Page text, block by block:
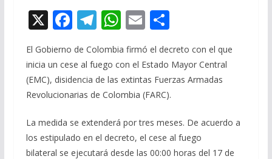
X F
ac
e
b
o
o
k
T
el
e
gr
a
m
W
h
at
s
A
p
p
E
m
ai
l
C
m
p
ar
ti
r
El Gobierno de Colombia firmó el decreto con el que
inicia un cese al fuego con el Estado Mayor Central
(EMC), disidencia de las extintas Fuerzas Armadas
Revolucionarias de Colombia (FARC).
La medida se extenderá por tres meses. De acuerdo a
los estipulado en el decreto, el cese al fuego
bilateral se ejecutará desde las 00:00 horas del 17 de